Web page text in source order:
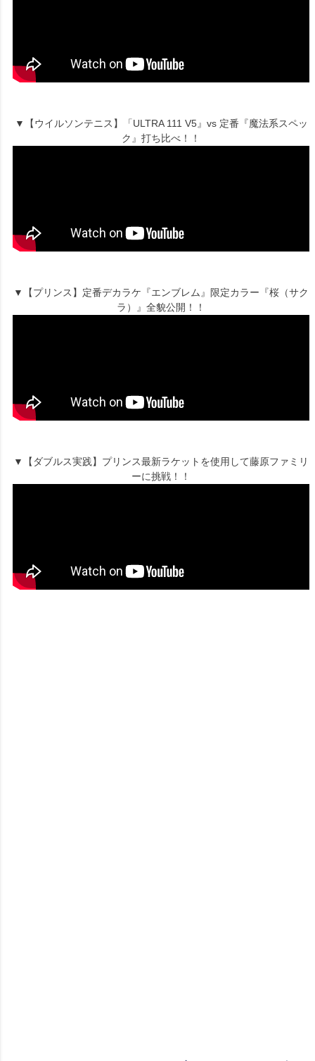
▼【ウイルソンテニス】「ULTRA 111 V5』vs 定番『魔法系スペッ
ク』打ち比べ！！
▼【プリンス】定番デカラケ『エンブレム』限定カラー『桜（サク
ラ）』全貌公開！！
▼【ダブルス実践】プリンス最新ラケットを使用して藤原ファミリ
ーに挑戦！！